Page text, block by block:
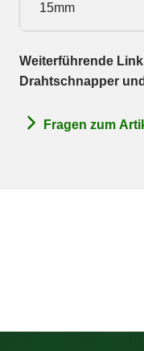
15mm
Weiterführende
Drahtschnapper
Fragen zum